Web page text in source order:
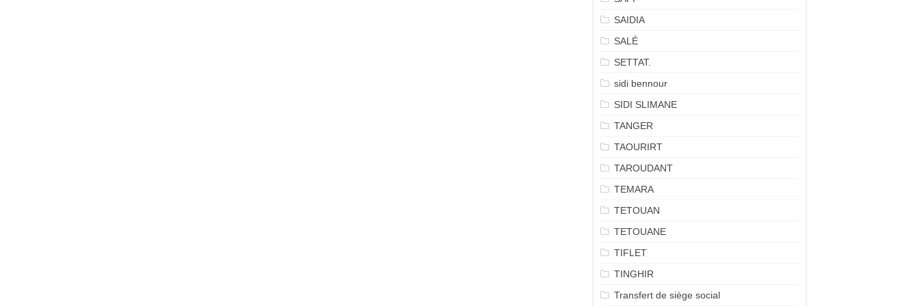
SAIDIA
SALÉ
SETTAT.
sidi bennour
SIDI SLIMANE
TANGER
TAOURIRT
TAROUDANT
TEMARA
TETOUAN
TETOUANE
TIFLET
TINGHIR
Transfert de siège social